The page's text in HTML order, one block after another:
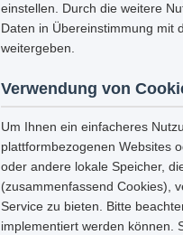
einstellen. Durch die weitere
Daten in Übereinstimmung mit
weitergeben.
Verwendung von
Um Ihnen ein einfacheres
plattformbezogenen Websites
oder andere lokale Speicher,
(zusammenfassend Cookies),
Service zu bieten. Bitte
implementiert werden können.